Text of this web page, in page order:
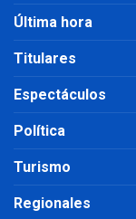
Última hora
Titulares
Espectáculos
Política
Turismo
Regionales